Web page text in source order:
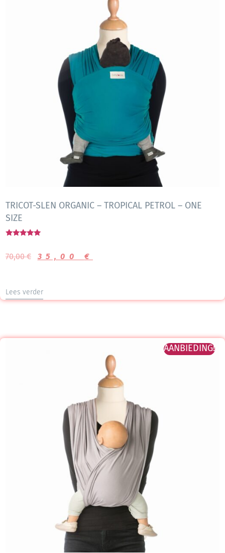
TRICOT-SLEN ORGANIC – TROPICAL PETROL – ONE
SIZE
uit 5
70,00€ 35,00 €
Lees verder
AANBIEDING!